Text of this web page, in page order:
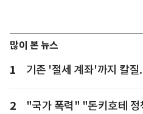
많이 본 뉴스
1 기존 '절세 계좌'까지 칼질
2
"국가 폭력" "돈키호테